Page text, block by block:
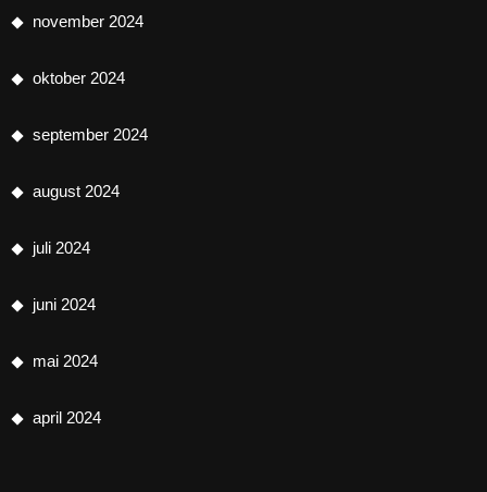
november 2024
oktober 2024
september 2024
august 2024
juli 2024
juni 2024
mai 2024
april 2024